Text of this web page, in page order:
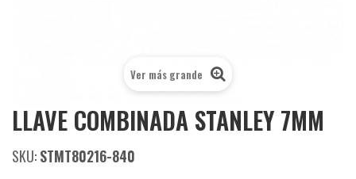
Ver más grande
LLAVE COMBINADA STANLEY 7MM
SKU:STMT80216-840